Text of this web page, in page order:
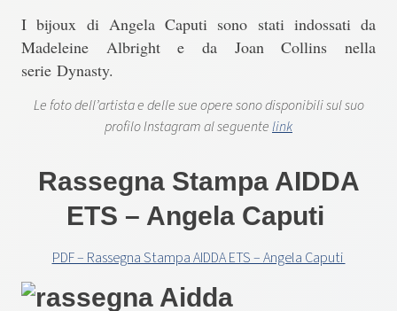
I bijoux di Angela Caputi sono stati indossati da
Madeleine Albright e da Joan Collins nella
serie Dynasty.
Le foto dell’artista e delle sue opere sono disponibili sul suo
profilo Instagram al seguentelink
Rassegna Stampa AIDDA
ETS – Angela Caputi
PDF – Rassegna Stampa AIDDA ETS – Angela Caputi